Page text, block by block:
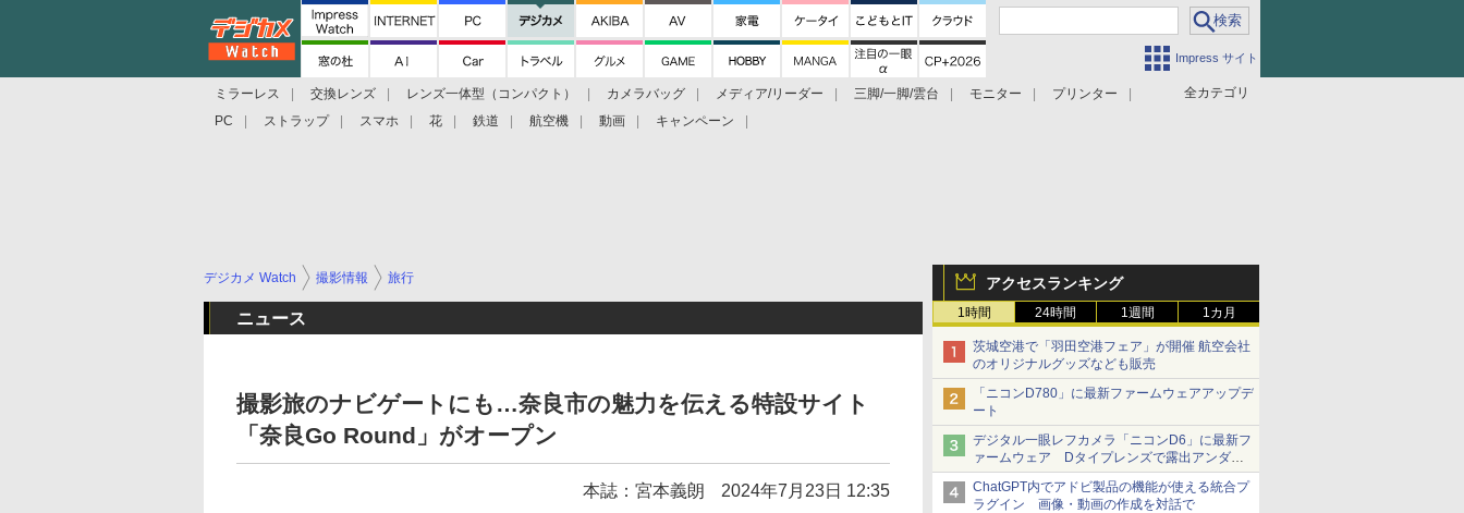
Impress サイト
全カテゴリ
ミラーレス 交換レンズ レンズ一体型（コンパクト） カメラバッグ メディア/リーダー 三脚/一脚/雲台 モニター
プリンター
PC
ストラップ スマホ 花 鉄道 航空機 動画 キャンペーン
アクセスランキング
1時間 24時間 1週間 1カ月
茨城空港で「羽田空港フェア」が開催 航空会社
のオリジナルグッズなども販売
「ニコンD780」に最新ファームウェアアップデ
ート
デジタル一眼レフカメラ「ニコンD6」に最新フ
ァームウェア Dタイプレンズで露出アンダー
になる現象の修正など
ChatGPT内でアドビ製品の機能が使える統合プ
ラグイン 画像・動画の作成を対話で
デジカメ Watch 撮影情報 旅行
ニュース
撮影旅のナビゲートにも…奈良市の魅力を伝える特設サイト
「奈良Go Round」がオープン
本誌：宮本義朗 2024年7月23日 12:35